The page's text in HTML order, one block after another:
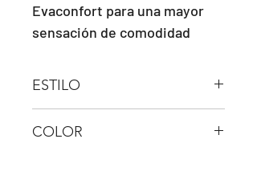
Evaconfort para una mayor
sensación de comodidad
ESTILO
COLOR